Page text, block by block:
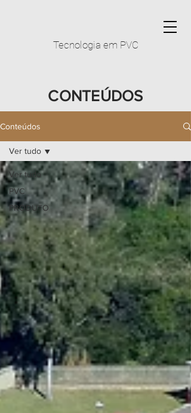
Tecnologia em PVC
CONTEÚDOS
Conteúdos
Ver tudo
PVC
PRODUTO
Ver tudo